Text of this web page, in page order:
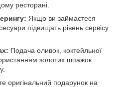
ресторані.
Якщо ви займаєтеся
підвищать рівень сервісу
Подача оливок, коктейльної
золотих шпажок
оригінальний подарунок на